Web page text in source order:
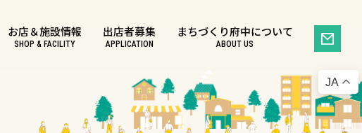
お店＆施設情報
SHOP & FACILITY
出店者募集
APPLICATION
まちづくり府中について
ABOUT US
JA